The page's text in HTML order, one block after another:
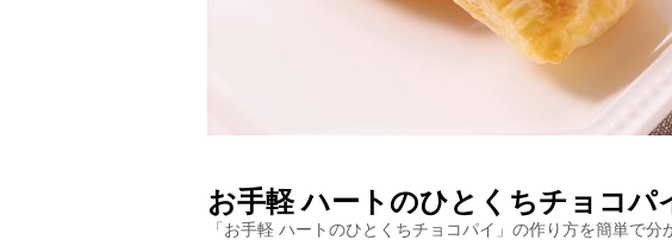
お手軽 ハートのひとくちチョコパ
「お手軽 ハートのひとくちチョコパイ 」の作り方を簡単で分